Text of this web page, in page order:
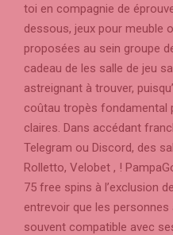
toi en compagnie de
dessous, jeux pour meuble
proposées au sein groupe
cadeau de les salle de jeu
astreignant à trouver,
coûtau tropès fondamental
claires. Dans accédant
Telegram ou Discord, des
Rolletto, Velobet , !
75 free spins à l’exclusion
entrevoir que les
souvent compatible avec